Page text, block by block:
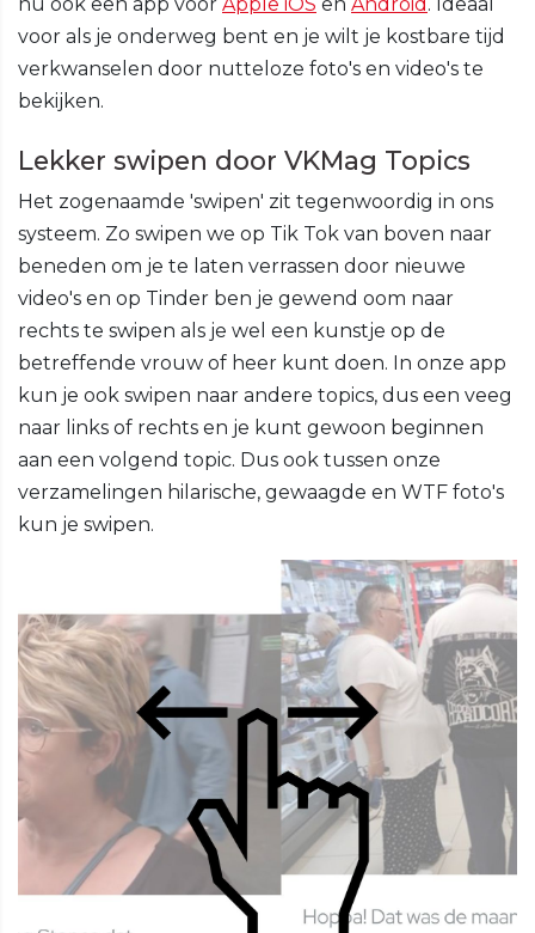
voor als je onderweg bent en je wilt je kostbare tijd
verkwanselen door nutteloze foto's en video's te
bekijken.
Lekker swipen door VKMag Topics
Het zogenaamde 'swipen' zit tegenwoordig in ons
systeem. Zo swipen we op Tik Tok van boven naar
beneden om je te laten verrassen door nieuwe
video's en op Tinder ben je gewend oom naar
rechts te swipen als je wel een kunstje op de
betreffende vrouw of heer kunt doen. In onze app
kun je ook swipen naar andere topics, dus een veeg
naar links of rechts en je kunt gewoon beginnen
aan een volgend topic. Dus ook tussen onze
verzamelingen hilarische, gewaagde en WTF foto's
kun je swipen.